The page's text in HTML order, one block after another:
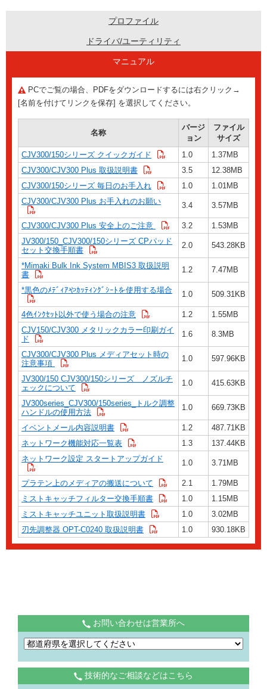
プロファイル
ドライバ/ユーティリティ
マニュアル
PCでご覧の場合、PDFをダウンロードするには右クリック→
[名前を付けてリンクを保存] を選択してください。
名称
バージ
ョン
ファイル
サイズ
CJV300/150シリーズ クイックガイド
1.0
1.37MB
CJV300/CJV300 Plus 取扱説明書
3.5
12.38MB
CJV300/150シリーズ 毎日のお手入れ
1.0
1.01MB
CJV300/CJV300 Plus お手入れのお願い
3.4 3.57MB
CJV300/CJV300 Plus 安全上のご注意 3.2
1.53MB
JV300/150_CJV300/150シリーズ CPパッド
セット交換手順書
2.0 543.28KB
*Mimaki Bulk Ink System MBIS3 取扱説明
書
1.2 7.47MB
*黒色のﾒﾃﾞｨｱやｶｯﾃｨﾝｸﾞｼｰﾄを使用する場合 1.0 509.31KB
4色ｲﾝｸｾｯﾄ以外で使う場合の注意 1.2
1.55MB
CJV150/CJV300 メタリックカラー印刷ガイ
ド
1.6 8.3MB
CJV300/CJV300 Plus メディアセット時の
注意事項
1.0 597.96KB
JV300/150 CJV300/150シリーズ ノズルチ
ェックについて
1.0 415.63KB
JV300series_CJV300/150series_トルク調整
ハンドルの使用方法
1.0 669.73KB
イベントメール内容説明書 1.2
487.71KB
ネットワーク機能対応一覧表
1.3
137.44KB
ネットワーク設定 スタートアップガイド
1.0 3.71MB
プラテン上のメディアの搬送について 2.1
1.79MB
ミストキャッチフィルター交換手順書
1.0
1.15MB
ミストキャッチユニット取扱説明書
1.0
3.02MB
刃先調整器 OPT-C0240 取扱説明書
1.0 930.18KB
お問い合わせは営業所へ
技術的なご相談などはこちら